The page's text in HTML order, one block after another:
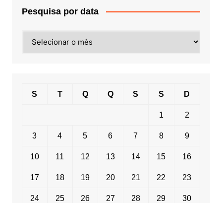
Pesquisa por data
por
S T Q Q S S D
1 2
3 4 5 6 7 8 9
10 11 12 13 14 15 16
17 18 19 20 21 22 23
24 25 26 27 28 29 30